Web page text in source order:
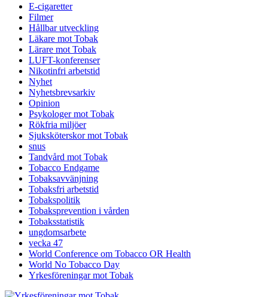
E-cigaretter
Filmer
Hållbar utveckling
Läkare mot Tobak
Lärare mot Tobak
LUFT-konferenser
Nikotinfri arbetstid
Nyhet
Nyhetsbrevsarkiv
Opinion
Psykologer mot Tobak
Rökfria miljöer
Sjuksköterskor mot Tobak
snus
Tandvård mot Tobak
Tobacco Endgame
Tobaksavvänjning
Tobaksfri arbetstid
Tobakspolitik
Tobaksprevention i vården
Tobaksstatistik
ungdomsarbete
vecka 47
World Conference om Tobacco OR Health
World No Tobacco Day
Yrkesföreningar mot Tobak